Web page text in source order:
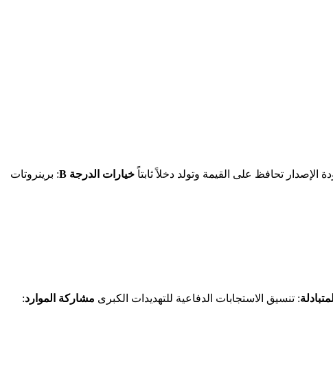
الإصدار تحافظ على القيمة وتولد دخلاً ثابتاً خيارات الدرجة B
: برينروتات
: تنسيق الاستجابات الدفاعية للتهديدات الكبرى مشاركة الموارد: